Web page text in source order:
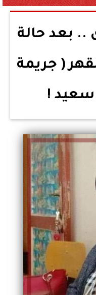
.. بعد حالة
( جريمة
سعيد !